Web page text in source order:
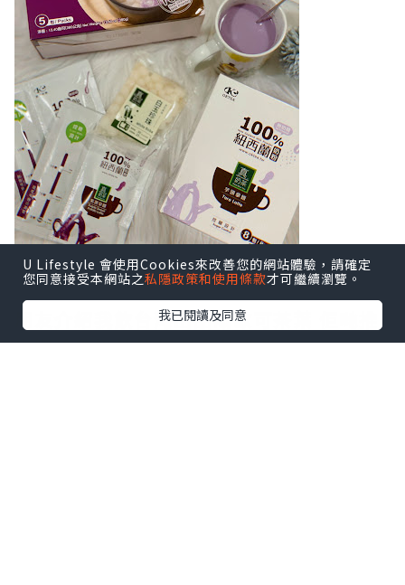
朋友介紹我飲台灣出品嘅歐可茶葉 佢哋推
出嘅珍珠奶茶茶包 性價比非常高
U Lifestyle 會使用Cookies來改善您的網站體驗，請確定
您同意接受本網站之私隱政策和使用條款才可繼續瀏覽。
我已閱讀及同意